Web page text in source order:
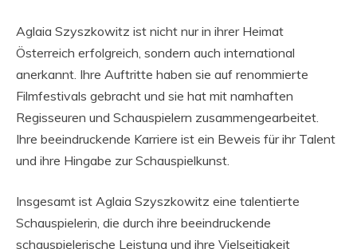
Aglaia Szyszkowitz ist nicht nur in ihrer Heimat
Österreich erfolgreich, sondern auch international
anerkannt. Ihre Auftritte haben sie auf renommierte
Filmfestivals gebracht und sie hat mit namhaften
Regisseuren und Schauspielern zusammengearbeitet.
Ihre beeindruckende Karriere ist ein Beweis für ihr Talent
und ihre Hingabe zur Schauspielkunst.
Insgesamt ist Aglaia Szyszkowitz eine talentierte
Schauspielerin, die durch ihre beeindruckende
schauspielerische Leistung und ihre Vielseitigkeit